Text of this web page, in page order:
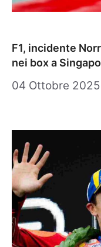
F1, incidente
nei box a
04 Ottobre 2025